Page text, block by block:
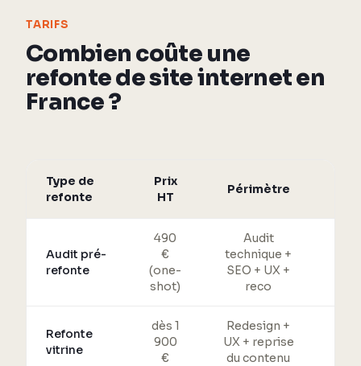
TARIFS
Combien coûte une
refonte de site internet en
France ?
Type de
refonte
Prix
HT
Périmètre
Audit pré-
refonte
490
€
(one-
shot)
Audit
technique +
SEO + UX +
reco
Refonte
vitrine
dès 1
900
€
Redesign +
UX + reprise
du contenu